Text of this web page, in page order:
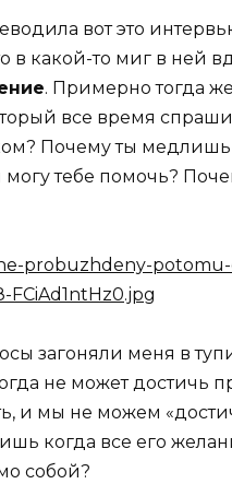
вот это
в какой-то миг в ней
. Примерно тогда
все время
Почему ты медлишь
тебе помочь?
загоняли меня в
не может достичь
и мы не можем
когда все его
собой?